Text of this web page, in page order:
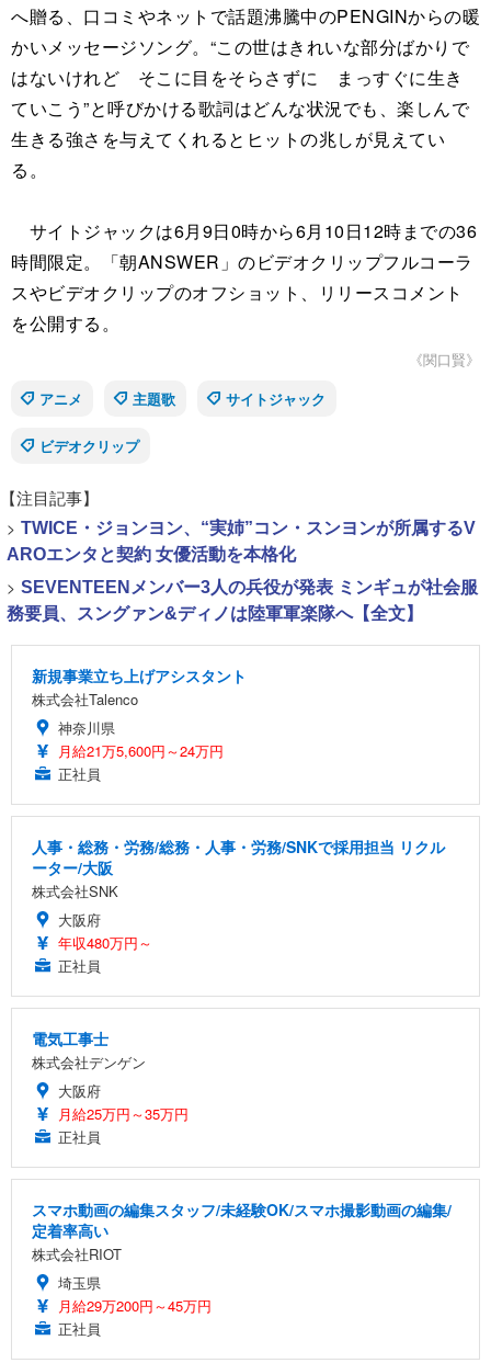
へ贈る、口コミやネットで話題沸騰中のPENGINからの暖
かいメッセージソング。“この世はきれいな部分ばかりで
はないけれど そこに目をそらさずに まっすぐに生き
ていこう”と呼びかける歌詞はどんな状況でも、楽しんで
生きる強さを与えてくれるとヒットの兆しが見えてい
る。
サイトジャックは6月9日0時から6月10日12時までの36
時間限定。「朝ANSWER」のビデオクリップフルコーラ
スやビデオクリップのオフショット、リリースコメント
を公開する。
《関口賢》
アニメ
主題歌 サイトジャック
ビデオクリップ
【注目記事】
> TWICE・ジョンヨン、“実姉”コン・スンヨンが所属するV
AROエンタと契約 女優活動を本格化
> SEVENTEENメンバー3人の兵役が発表 ミンギュが社会服
務要員、スングァン&ディノは陸軍軍楽隊へ【全文】
新規事業立ち上げアシスタント
株式会社Talenco
神奈川県
月給21万5,600円～24万円
正社員
人事・総務・労務/総務・人事・労務/SNKで採用担当 リクル
ーター/大阪
株式会社SNK
大阪府
年収480万円～
正社員
電気工事士
株式会社デンゲン
大阪府
月給25万円～35万円
正社員
スマホ動画の編集スタッフ/未経験OK/スマホ撮影動画の編集/
定着率高い
株式会社RIOT
埼玉県
月給29万200円～45万円
正社員